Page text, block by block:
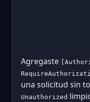
Agregaste
una solicitud sin
Unauthorized